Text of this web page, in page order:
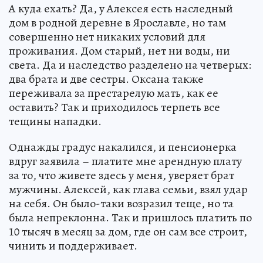
А куда ехать? Да, у Алексея есть наследный
дом в родной деревне в Ярославле, но там
совершенно нет никаких условий для
проживания. Дом старый, нет ни воды, ни
света. Да и наследство разделено на четверых:
два брата и две сестры. Оксана также
переживала за престарелую мать, как ее
оставить? Так и приходилось терпеть все
тещины нападки.
Однажды градус накалился, и пенсионерка
вдруг заявила – платите мне арендную плату
за то, что живете здесь у меня, уверяет брат
мужчины. Алексей, как глава семьи, взял удар
на себя. Он было-таки возразил теще, но та
была непреклонна. Так и пришлось платить по
10 тысяч в месяц за дом, где он сам все строит,
чинить и поддерживает.